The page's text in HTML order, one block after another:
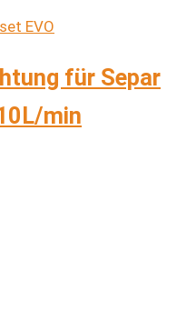
für Separ
min